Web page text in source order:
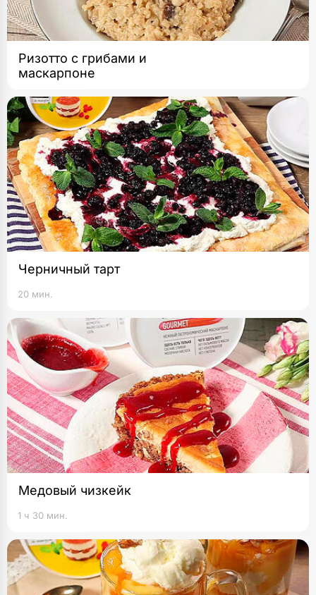
Ризотто с грибами и
маскарпоне
Черничный тарт
20 мин.
Медовый чизкейк
1 ч 30 мин.